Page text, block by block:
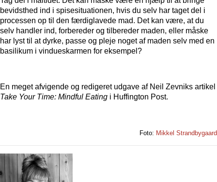
bevidsthed ind i spisesituationen, hvis du selv har taget del i
processen op til den færdiglavede mad. Det kan være, at du
selv handler ind, forbereder og tilbereder maden, eller måske
har lyst til at dyrke, passe og pleje noget af maden selv med en
basilikum i vindueskarmen for eksempel?
En meget afvigende og redigeret udgave af Neil Zevniks artikel
Take Your Time: Mindful Eating i Huffington Post.
Foto: Mikkel Strandbygaard